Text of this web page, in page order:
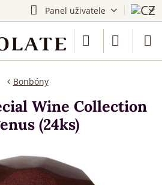
Panel uživatele
Bonbóny
Wine Collection
(24ks)